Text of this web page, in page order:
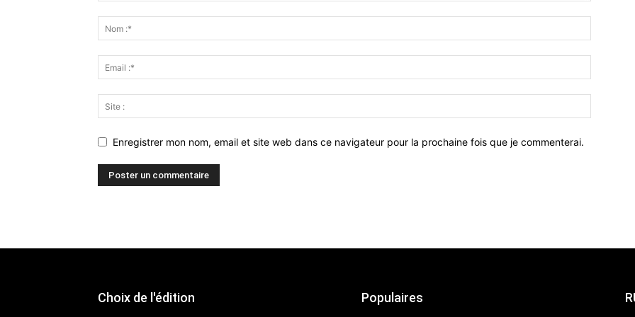
Enregistrer mon nom, email et site web dans ce navigateur pour la prochaine fois que je commenterai.
Choix de l'édition Populaires